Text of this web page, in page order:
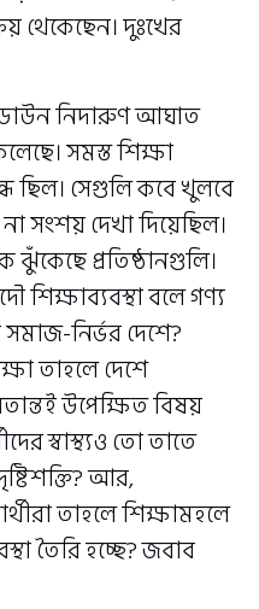
থেকেছেন। দুঃখের
নিদারুণ আঘাত
সমস্ত শিক্ষা
ছিল। সেগুলি কবে খুলবে
সংশয় দেখা দিয়েছিল।
ঝুঁকেছে প্রতিষ্ঠানগুলি।
শিক্ষাব্যবস্থা বলে গণ্য
নির্ভর দেশে?
তাহলে দেশে
উপেক্ষিত বিষয়
স্বাস্থ্যও তো তাতে
আর,
তাহলে শিক্ষামহলে
তৈরি হচ্ছে? জবাব